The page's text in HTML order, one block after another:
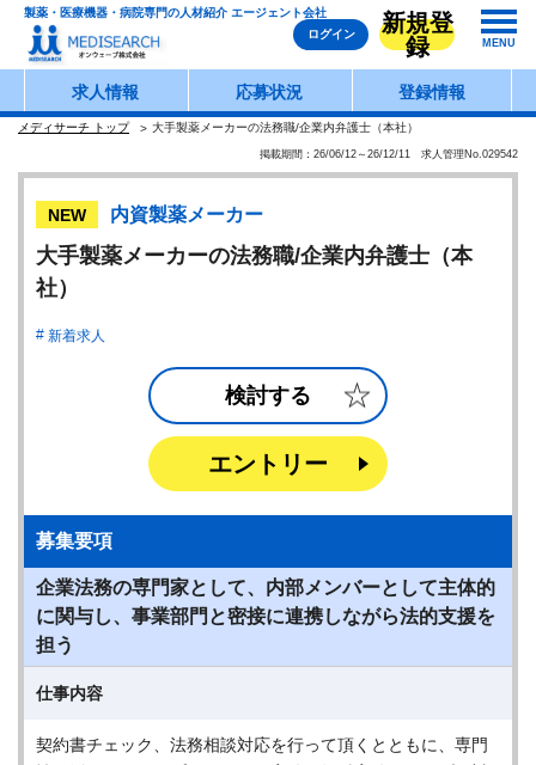
製薬・医療機器・病院専門の人材紹介 エージェント会社
ログイン
新規登
録
MENU
求人情報 応募状況 登録情報
メディサーチ トップ 大手製薬メーカーの法務職/企業内弁護士（本社）
掲載期間：26/06/12～26/12/11 求人管理No.029542
NEW 内資製薬メーカー
大手製薬メーカーの法務職/企業内弁護士（本
社）
新着求人
検討する
エントリー
募集要項
企業法務の専門家として、内部メンバーとして主体的
に関与し、事業部門と密接に連携しながら法的支援を
担う
仕事内容
契約書チェック、法務相談対応を行って頂くとともに、専門